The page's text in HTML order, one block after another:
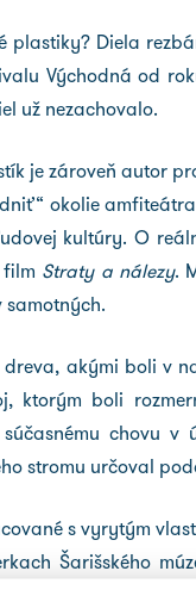
plastiky? Diela
Východná od
už nezachovalo.
je zároveň autor
okolie
kultúry. O
Straty a nálezy.
samotných.
akými boli v
ktorým boli
chovu
stromu určoval
s vyrytým
Šarišského